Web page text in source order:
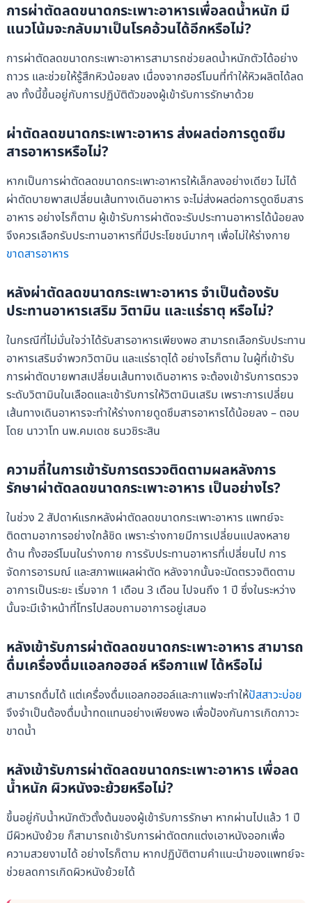
การผ่าตัดลดขนาดกระเพาะอาหารเพื่อลดน้ำหนัก มี
แนวโน้มจะกลับมาเป็นโรคอ้วนได้อีกหรือไม่?
การผ่าตัดลดขนาดกระเพาะอาหารสามารถช่วยลดน้ำหนักตัวได้อย่าง
ถาวร และช่วยให้รู้สึกหิวน้อยลง เนื่องจากฮอร์โมนที่ทำให้หิวผลิตได้ลด
ลง ทั้งนี้ขึ้นอยู่กับการปฏิบัติตัวของผู้เข้ารับการรักษาด้วย
ผ่าตัดลดขนาดกระเพาะอาหาร ส่งผลต่อการดูดซึม
สารอาหารหรือไม่?
หากเป็นการผ่าตัดลดขนาดกระเพาะอาหารให้เล็กลงอย่างเดียว ไม่ได้
ผ่าตัดบายพาสเปลี่ยนเส้นทางเดินอาหาร จะไม่ส่งผลต่อการดูดซึมสาร
อาหาร อย่างไรก็ตาม ผู้เข้ารับการผ่าตัดจะรับประทานอาหารได้น้อยลง
จึงควรเลือกรับประทานอาหารที่มีประโยชน์มากๆ เพื่อไม่ให้ร่างกาย
ขาดสารอาหาร
หลังผ่าตัดลดขนาดกระเพาะอาหาร จำเป็นต้องรับ
ประทานอาหารเสริม วิตามิน และแร่ธาตุ หรือไม่?
ในกรณีที่ไม่มั่นใจว่าได้รับสารอาหารเพียงพอ สามารถเลือกรับประทาน
อาหารเสริมจำพวกวิตามิน และแร่ธาตุได้ อย่างไรก็ตาม ในผู้ที่เข้ารับ
การผ่าตัดบายพาสเปลี่ยนเส้นทางเดินอาหาร จะต้องเข้ารับการตรวจ
ระดับวิตามินในเลือดและเข้ารับการให้วิตามินเสริม เพราะการเปลี่ยน
เส้นทางเดินอาหารจะทำให้ร่างกายดูดซึมสารอาหารได้น้อยลง – ตอบ
โดย นาวาโท นพ.คมเดช ธนวชิระสิน
ความถี่ในการเข้ารับการตรวจติดตามผลหลังการ
รักษาผ่าตัดลดขนาดกระเพาะอาหาร เป็นอย่างไร?
ในช่วง 2 สัปดาห์แรกหลังผ่าตัดลดขนาดกระเพาะอาหาร แพทย์จะ
ติดตามอาการอย่างใกล้ชิด เพราะร่างกายมีการเปลี่ยนแปลงหลาย
ด้าน ทั้งฮอร์โมนในร่างกาย การรับประทานอาหารที่เปลี่ยนไป การ
จัดการอารมณ์ และสภาพแผลผ่าตัด หลังจากนั้นจะนัดตรวจติดตาม
อาการเป็นระยะ เริ่มจาก 1 เดือน 3 เดือน ไปจนถึง 1 ปี ซึ่งในระหว่าง
นั้นจะมีเจ้าหน้าที่โทรไปสอบถามอาการอยู่เสมอ
หลังเข้ารับการผ่าตัดลดขนาดกระเพาะอาหาร สามารถ
ดื่มเครื่องดื่มแอลกอฮอล์ หรือกาแฟ ได้หรือไม่
สามารถดื่มได้ แต่เครื่องดื่มแอลกอฮอล์และกาแฟจะทำให้ปัสสาวะบ่อย
จึงจำเป็นต้องดื่มน้ำทดแทนอย่างเพียงพอ เพื่อป้องกันการเกิดภาวะ
ขาดน้ำ
หลังเข้ารับการผ่าตัดลดขนาดกระเพาะอาหาร เพื่อลด
น้ำหนัก ผิวหนังจะย้วยหรือไม่?
ขึ้นอยู่กับน้ำหนักตัวตั้งต้นของผู้เข้ารับการรักษา หากผ่านไปแล้ว 1 ปี
มีผิวหนังย้วย ก็สามารถเข้ารับการผ่าตัดตกแต่งเอาหนังออกเพื่อ
ความสวยงามได้ อย่างไรก็ตาม หากปฏิบัติตามคำแนะนำของแพทย์จะ
ช่วยลดการเกิดผิวหนังย้วยได้